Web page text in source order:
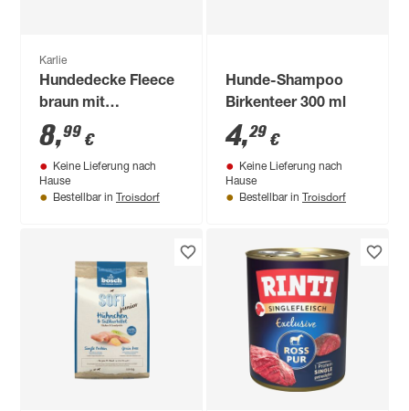
Karlie
Hundedecke Fleece
braun mit
Knochenmotiv 100 x
70 cm
8,99 €
Keine Lieferung nach
Hause
Bestellbar in Troisdorf
Hunde-Shampoo
Birkenteer 300 ml
4,29 €
Keine Lieferung nach
Hause
Bestellbar in Troisdorf